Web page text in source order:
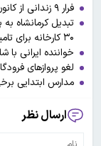
فرار ۹ زندانی از کانون اصلاح و تربیت استان کرمانشاه
تبدیل کرمانشاه
۳۰ کارخانه برای تامین نیاز ایران به سوخت دوستدار محیط‌زیست
خواننده ایرانی با شلیک ۶ گلوله در کرمانشاه
لغو پروازهای
مدارس ابتدایی
ارسال نظر